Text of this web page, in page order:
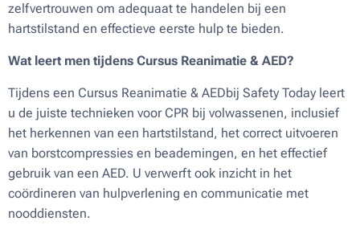
zelfvertrouwen om adequaat te handelen bij een
hartstilstand en effectieve eerste hulp te bieden.
Wat leert men tijdens Cursus Reanimatie & AED?
Tijdens een Cursus Reanimatie & AEDbij Safety Today leert
u de juiste technieken voor CPR bij volwassenen, inclusief
het herkennen van een hartstilstand, het correct uitvoeren
van borstcompressies en beademingen, en het effectief
gebruik van een AED. U verwerft ook inzicht in het
coördineren van hulpverlening en communicatie met
nooddiensten.